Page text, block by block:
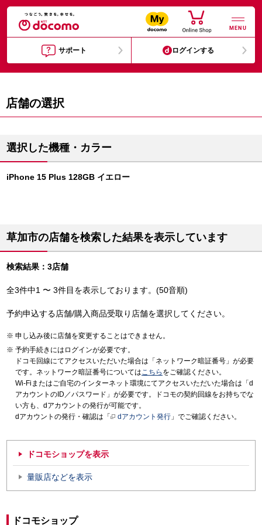
MENU
サポート ログインする
店舗の選択
選択した機種・カラー
iPhone 15 Plus 128GB イエロー
草加市の店舗を検索した結果を表示しています
検索結果：3店舗
全3件中1 〜 3件目を表示しております。(50音順)
予約申込する店舗/購入商品受取り店舗を選択してください。
申し込み後に店舗を変更することはできません。
予約手続きにはログインが必要です。
ドコモ回線にてアクセスいただいた場合は「ネットワーク暗証番号」が必要
です。ネットワーク暗証番号についてはこちら をご確認ください。
Wi-Fiまたはご自宅のインターネット環境にてアクセスいただいた場合は「d
アカウントのID／パスワード」が必要です。ドコモの契約回線をお持ちでな
い方も、dアカウントの発行が可能です。
dアカウントの発行・確認は「
dアカウント発行 」でご確認ください。
ドコモショップを表示
量販店などを表示
ドコモショップ